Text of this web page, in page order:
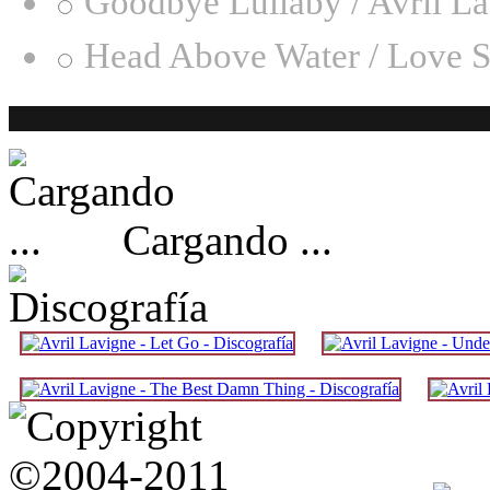
Head Above Water / Love
Cargando ...